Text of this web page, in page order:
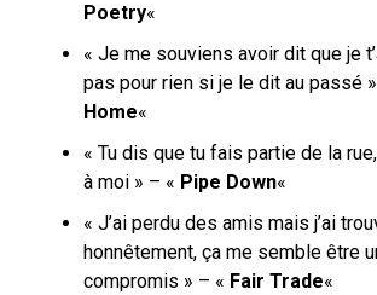
Poetry«
« Je me souviens avoir dit que je
pas pour rien si je le dit au passé
Home«
« Tu dis que tu fais partie de la
à moi » – « Pipe Down«
« J’ai perdu des amis mais j’ai
honnêtement, ça me semble être
compromis » – « Fair Trade«